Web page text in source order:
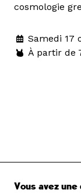
cosmologie
Samedi 17
À partir de
Vous avez